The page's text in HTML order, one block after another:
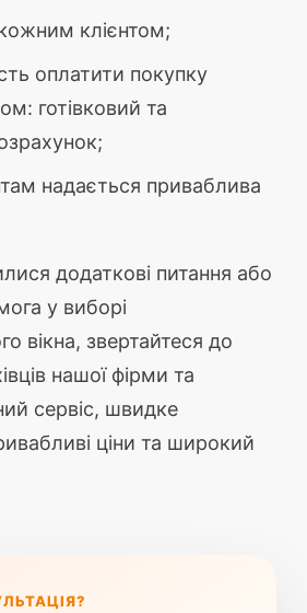
кожним клієнтом;
оплатити покупку
готівковий та
надається приваблива
додаткові питання або
у виборі
вікна, звертайтеся до
нашої фірми та
сервіс, швидке
ціни та широкий